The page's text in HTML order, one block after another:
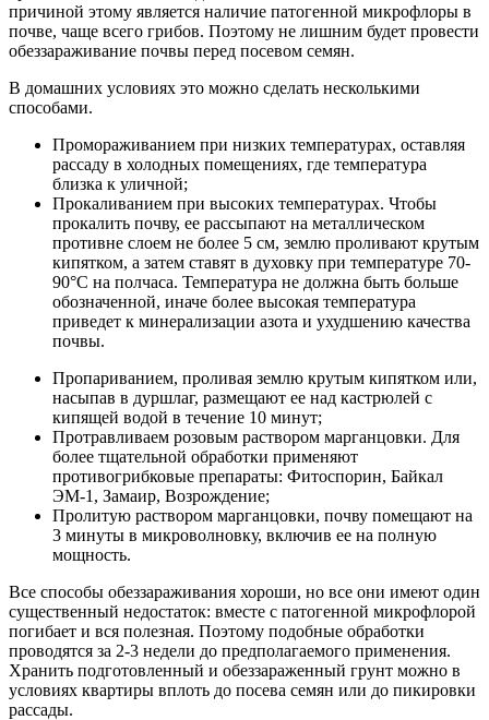
причиной этому является наличие патогенной микрофлоры в
почве, чаще всего грибов. Поэтому не лишним будет провести
обеззараживание почвы перед посевом семян.
В домашних условиях это можно сделать несколькими
способами.
Промораживанием при низких температурах, оставляя
рассаду в холодных помещениях, где температура
близка к уличной;
Прокаливанием при высоких температурах. Чтобы
прокалить почву, ее рассыпают на металлическом
противне слоем не более 5 см, землю проливают крутым
кипятком, а затем ставят в духовку при температуре 70-
90°С на полчаса. Температура не должна быть больше
обозначенной, иначе более высокая температура
приведет к минерализации азота и ухудшению качества
почвы.
Пропариванием, проливая землю крутым кипятком или,
насыпав в дуршлаг, размещают ее над кастрюлей с
кипящей водой в течение 10 минут;
Протравливаем розовым раствором марганцовки. Для
более тщательной обработки применяют
противогрибковые препараты: Фитоспорин, Байкал
ЭМ-1, Замаир, Возрождение;
Пролитую раствором марганцовки, почву помещают на
3 минуты в микроволновку, включив ее на полную
мощность.
Все способы обеззараживания хороши, но все они имеют один
существенный недостаток: вместе с патогенной микрофлорой
погибает и вся полезная. Поэтому подобные обработки
проводятся за 2-3 недели до предполагаемого применения.
Хранить подготовленный и обеззараженный грунт можно в
условиях квартиры вплоть до посева семян или до пикировки
рассады.